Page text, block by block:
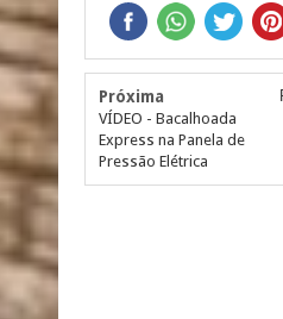
Próxima
VÍDEO - Bacalhoada
Express na Panela de
Pressão Elétrica